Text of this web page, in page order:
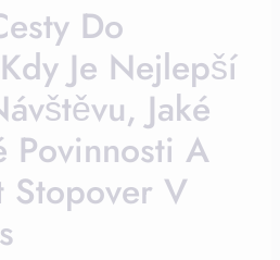
Do
Je Nejlepší
Jaké
Povinnosti A
Stopover V